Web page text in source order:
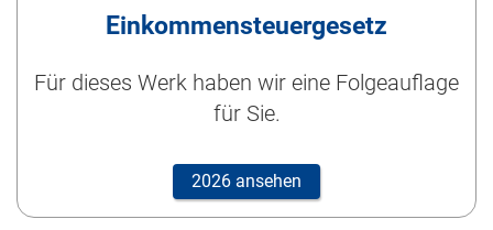
Einkommensteuergesetz
Für dieses Werk haben wir eine Folgeauflage
für Sie.
2026 ansehen